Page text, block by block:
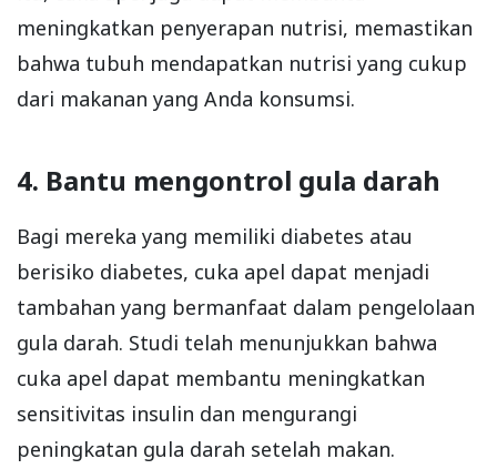
meningkatkan penyerapan nutrisi, memastikan
bahwa tubuh mendapatkan nutrisi yang cukup
dari makanan yang Anda konsumsi.
4. Bantu mengontrol gula darah
Bagi mereka yang memiliki diabetes atau
berisiko diabetes, cuka apel dapat menjadi
tambahan yang bermanfaat dalam pengelolaan
gula darah. Studi telah menunjukkan bahwa
cuka apel dapat membantu meningkatkan
sensitivitas insulin dan mengurangi
peningkatan gula darah setelah makan.